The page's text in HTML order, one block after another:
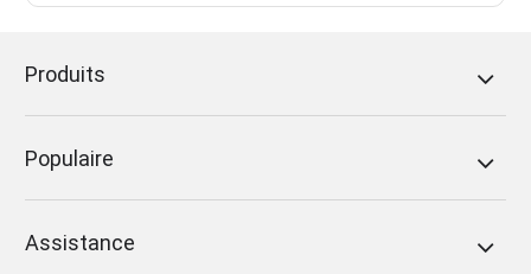
Produits
Populaire
Assistance